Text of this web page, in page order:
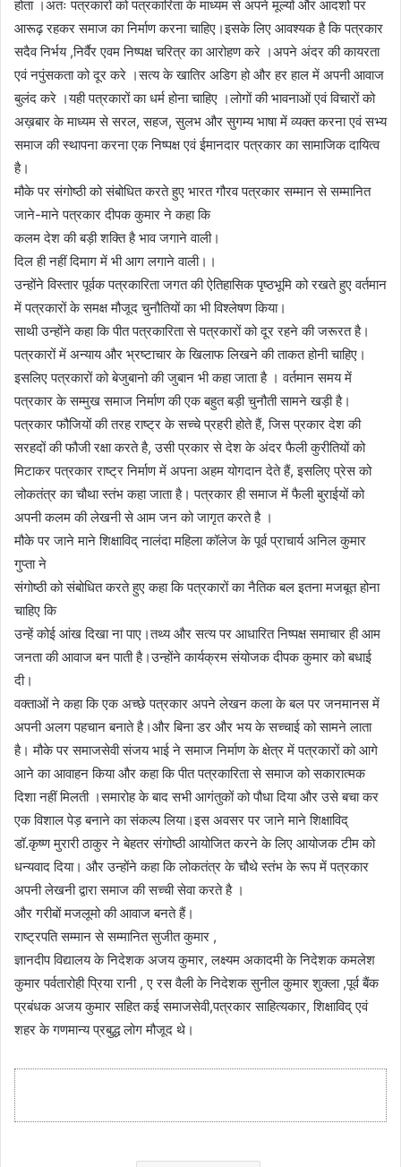
होता ।अतः पत्रकारों को पत्रकारिता के माध्यम से अपने मूल्यों और आदर्शो पर
आरूढ़ रहकर समाज का निर्माण करना चाहिए।इसके लिए आवश्यक है कि पत्रकार
सदैव निर्भय ,निर्वैर एवम निष्पक्ष चरित्र का आरोहण करे ।अपने अंदर की कायरता
एवं नपुंसकता को दूर करे ।सत्य के खातिर अडिग हो और हर हाल में अपनी आवाज
बुलंद करे ।यही पत्रकारों का धर्म होना चाहिए ।लोगों की भावनाओं एवं विचारों को
अख़बार के माध्यम से सरल, सहज, सुलभ और सुगम्य भाषा में व्यक्त करना एवं सभ्य
समाज की स्थापना करना एक निष्पक्ष एवं ईमानदार पत्रकार का सामाजिक दायित्व
है।
मौके पर संगोष्ठी को संबोधित करते हुए भारत गौरव पत्रकार सम्मान से सम्मानित
जाने-माने पत्रकार दीपक कुमार ने कहा कि
कलम देश की बड़ी शक्ति है भाव जगाने वाली।
दिल ही नहीं दिमाग में भी आग लगाने वाली।।
उन्होंने विस्तार पूर्वक पत्रकारिता जगत की ऐतिहासिक पृष्ठभूमि को रखते हुए वर्तमान
में पत्रकारों के समक्ष मौजूद चुनौतियों का भी विश्लेषण किया।
साथी उन्होंने कहा कि पीत पत्रकारिता से पत्रकारों को दूर रहने की जरूरत है।
पत्रकारों में अन्याय और भ्रष्टाचार के खिलाफ लिखने की ताकत होनी चाहिए।
इसलिए पत्रकारों को बेजुबानो की जुबान भी कहा जाता है । वर्तमान समय में
पत्रकार के सम्मुख समाज निर्माण की एक बहुत बड़ी चुनौती सामने खड़ी है।
पत्रकार फौजियों की तरह राष्ट्र के सच्चे प्रहरी होते हैं, जिस प्रकार देश की
सरहदों की फौजी रक्षा करते है, उसी प्रकार से देश के अंदर फैली कुरीतियों को
मिटाकर पत्रकार राष्ट्र निर्माण में अपना अहम योगदान देते हैं, इसलिए प्रेस को
लोकतंत्र का चौथा स्तंभ कहा जाता है। पत्रकार ही समाज में फैली बुराईयों को
अपनी कलम की लेखनी से आम जन को जागृत करते है ।
मौके पर जाने माने शिक्षाविद् नालंदा महिला कॉलेज के पूर्व प्राचार्य अनिल कुमार
गुप्ता ने
संगोष्ठी को संबोधित करते हुए कहा कि पत्रकारों का नैतिक बल इतना मजबूत होना
चाहिए कि
उन्हें कोई आंख दिखा ना पाए।तथ्य और सत्य पर आधारित निष्पक्ष समाचार ही आम
जनता की आवाज बन पाती है।उन्होंने कार्यक्रम संयोजक दीपक कुमार को बधाई
दी।
वक्ताओं ने कहा कि एक अच्छे पत्रकार अपने लेखन कला के बल पर जनमानस में
अपनी अलग पहचान बनाते है।और बिना डर और भय के सच्चाई को सामने लाता
है। मौके पर समाजसेवी संजय भाई ने समाज निर्माण के क्षेत्र में पत्रकारों को आगे
आने का आवाहन किया और कहा कि पीत पत्रकारिता से समाज को सकारात्मक
दिशा नहीं मिलती ।समारोह के बाद सभी आगंतुकों को पौधा दिया और उसे बचा कर
एक विशाल पेड़ बनाने का संकल्प लिया।इस अवसर पर जाने माने शिक्षाविद्
डॉ.कृष्ण मुरारी ठाकुर ने बेहतर संगोष्ठी आयोजित करने के लिए आयोजक टीम को
धन्यवाद दिया। और उन्होंने कहा कि लोकतंत्र के चौथे स्तंभ के रूप में पत्रकार
अपनी लेखनी द्वारा समाज की सच्ची सेवा करते है ।
और गरीबों मजलूमो की आवाज बनते हैं।
राष्ट्रपति सम्मान से सम्मानित सुजीत कुमार ,
ज्ञानदीप विद्यालय के निदेशक अजय कुमार, लक्ष्यम अकादमी के निदेशक कमलेश
कुमार पर्वतारोही प्रिया रानी , ए रस वैली के निदेशक सुनील कुमार शुक्ला ,पूर्व बैंक
प्रबंधक अजय कुमार सहित कई समाजसेवी,पत्रकार साहित्यकार, शिक्षाविद् एवं
शहर के गणमान्य प्रबुद्ध लोग मौजूद थे।